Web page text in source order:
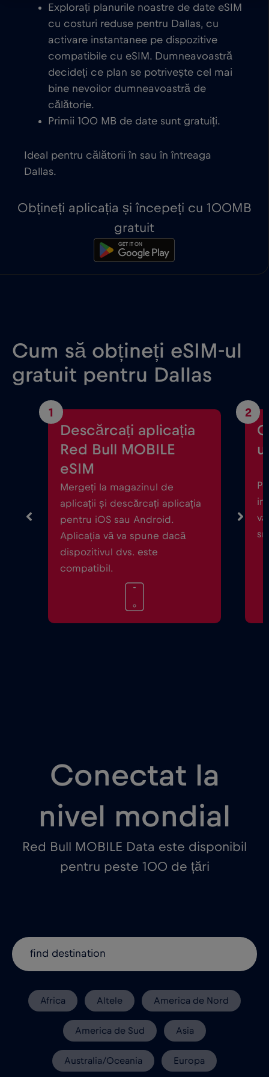
Explorați planurile noastre de date eSIM
cu costuri reduse pentru Dallas, cu
activare instantanee pe dispozitive
compatibile cu eSIM. Dumneavoastră
decideți ce plan se potrivește cel mai
bine nevoilor dumneavoastră de
călătorie.
Primii 100 MB de date sunt gratuiți.
Ideal pentru călătorii în sau în întreaga
Dallas.
Obțineți aplicația și începeți cu 100MB
gratuit
Cum să obțineți eSIM-ul
gratuit pentru Dallas
1
Descărcați aplicația
Red Bull MOBILE
eSIM
Mergeți la magazinul de
aplicații și descărcați aplicația
pentru iOS sau Android.
Aplicația vă va spune dacă
dispozitivul dvs. este
compatibil.
2
ul
Conectat la
nivel mondial
Red Bull MOBILE Data este disponibil
pentru peste 100 de țări
Africa Altele America de Nord
America de Sud Asia
Australia/Oceania Europa